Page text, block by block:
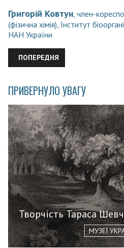
Григорій Ковтун , член-
(фізична хімія), Інститут
НАН України
ПОПЕРЕДНЯ СТАТТЯ: ЧОМУ
ПОПЕРЕДНЯ
ПРИВЕРНУЛО УВАГУ
Творчість Тараса
МУЗЕЇ